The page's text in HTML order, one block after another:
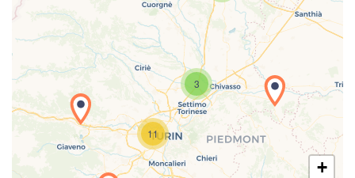
Caricamento della carta in corso...
11
3
+